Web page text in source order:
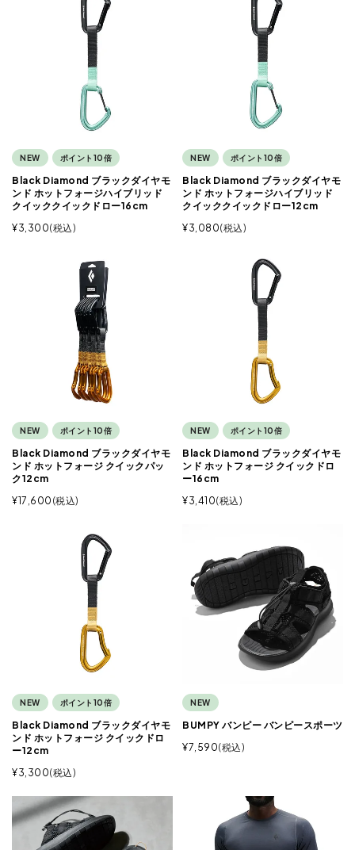
NEW ポイント10倍
Black Diamond ブラックダイヤモ
ンド ホットフォージハイブリッド
クイッククイックドロー16cm
¥3,300 税込
NEW ポイント10倍
Black Diamond ブラックダイヤモ
ンド ホットフォージハイブリッド
クイッククイックドロー12cm
¥3,080 税込
NEW ポイント10倍
Black Diamond ブラックダイヤモ
ンド ホットフォージ クイックパッ
ク12cm
¥17,600 税込
NEW ポイント10倍
Black Diamond ブラックダイヤモ
ンド ホットフォージ クイックドロ
ー16cm
¥3,410 税込
NEW ポイント10倍
Black Diamond ブラックダイヤモ
ンド ホットフォージ クイックドロ
ー12cm
¥3,300 税込
NEW
BUMPY バンピー バンピースポーツ
¥7,590 税込